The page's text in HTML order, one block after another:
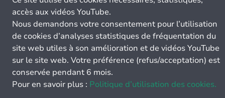
accès aux vidéos YouTube.
Nous demandons votre consentement pour l’utilisation
de cookies d’analyses statistiques de fréquentation du
site web utiles à son amélioration et de vidéos YouTube
sur le site web. Votre préférence (refus/acceptation) est
conservée pendant 6 mois.
Pour en savoir plus : Politique d’utilisation des cookies.